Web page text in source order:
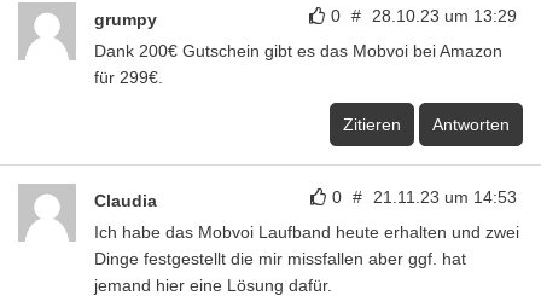
0 # 28.10.23 um 13:29
grumpy
Dank 200€ Gutschein gibt es das Mobvoi bei Amazon
für 299€.
Zitieren Antworten
0 # 21.11.23 um 14:53
Claudia
Ich habe das Mobvoi Laufband heute erhalten und zwei
Dinge festgestellt die mir missfallen aber ggf. hat
jemand hier eine Lösung dafür.